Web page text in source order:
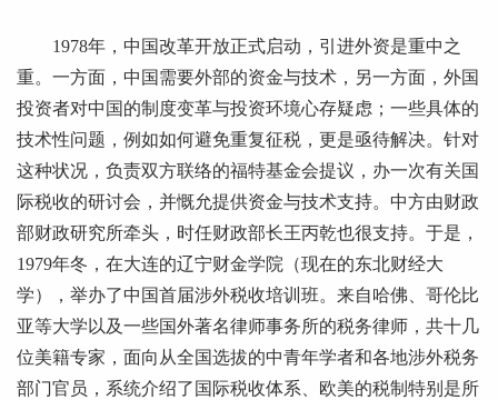
1978年，中国改革开放正式启动，引进外资是重中之
重。一方面，中国需要外部的资金与技术，另一方面，外国
投资者对中国的制度变革与投资环境心存疑虑；一些具体的
技术性问题，例如如何避免重复征税，更是亟待解决。针对
这种状况，负责双方联络的福特基金会提议，办一次有关国
际税收的研讨会，并慨允提供资金与技术支持。中方由财政
部财政研究所牵头，时任财政部长王丙乾也很支持。于是，
1979年冬，在大连的辽宁财金学院（现在的东北财经大
学），举办了中国首届涉外税收培训班。来自哈佛、哥伦比
亚等大学以及一些国外著名律师事务所的税务律师，共十几
位美籍专家，面向从全国选拔的中青年学者和各地涉外税务
部门官员，系统介绍了国际税收体系、欧美的税制特别是所